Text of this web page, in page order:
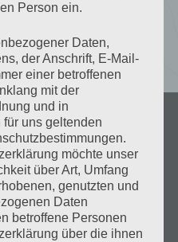
Person ein.
Daten,
der Anschrift, E-Mail-
einer betroffenen
mit der
und in
uns geltenden
möchte unser
über Art, Umfang
genutzten und
Daten
betroffene Personen
über die ihnen